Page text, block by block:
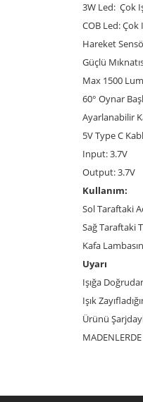
3W Led: Çok
COB Led: Çok
Hareket
Güçlü
Max 1500
60° Oynar
Ayarlanabilir
5V Type C
Input: 3.7V
Output: 3.7V
Kullanım:
Sol Taraftaki
Sağ Taraftaki
Kafa
Uyarı
Işığa
Işık
Ürünü